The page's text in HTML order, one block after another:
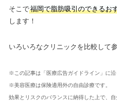
そこで福岡で脂肪吸引のできるお
します！
いろいろなクリニックを比較して
※この記事は「医療広告ガイドライン」に沿
※美容医療は保険適用外の自由診療です。
効果とリスクのバランスに納得した上で、自